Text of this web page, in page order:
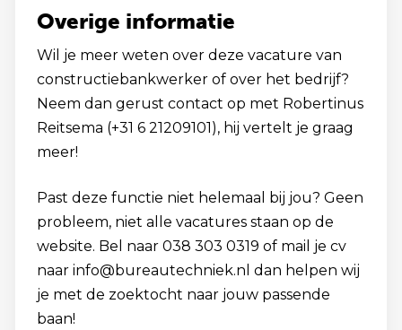
Overige informatie
Wil je meer weten over deze vacature van
constructiebankwerker of over het bedrijf?
Neem dan gerust contact op met Robertinus
Reitsema (+31 6 21209101), hij vertelt je graag
meer!
Past deze functie niet helemaal bij jou? Geen
probleem, niet alle vacatures staan op de
website. Bel naar 038 303 0319 of mail je cv
naar info@bureautechniek.nl dan helpen wij
je met de zoektocht naar jouw passende
baan!